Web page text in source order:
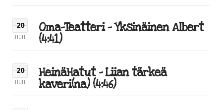
20
HUH
Oma-Teatteri – Yksinäinen Albert
(4:41)
20
HUH
HeinäHatut – Liian tärkeä
kaveri(na) (4:46)